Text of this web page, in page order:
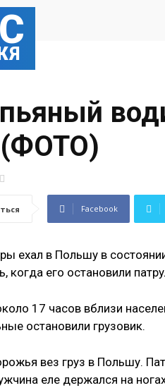
Facebook
ехал в Польшу в
когда его остановили
17 часов вблизи
остановили грузовик.
вез груз в Польшу.
еле держался на